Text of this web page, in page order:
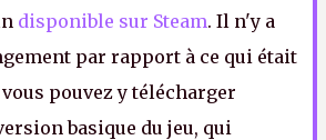
disponible sur Steam. Il n'y a
par rapport à ce qui était
pouvez y télécharger
basique du jeu, qui